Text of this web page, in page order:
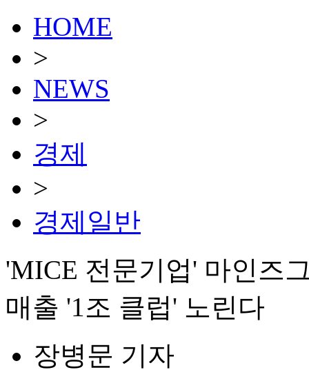
HOME
>
NEWS
>
경제
>
경제일반
'MICE 전문기업' 마인즈
매출 '1조 클럽' 노린다
장병문 기자